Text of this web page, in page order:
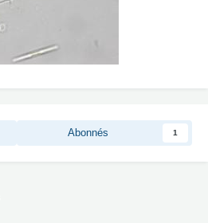
Abonnés 1